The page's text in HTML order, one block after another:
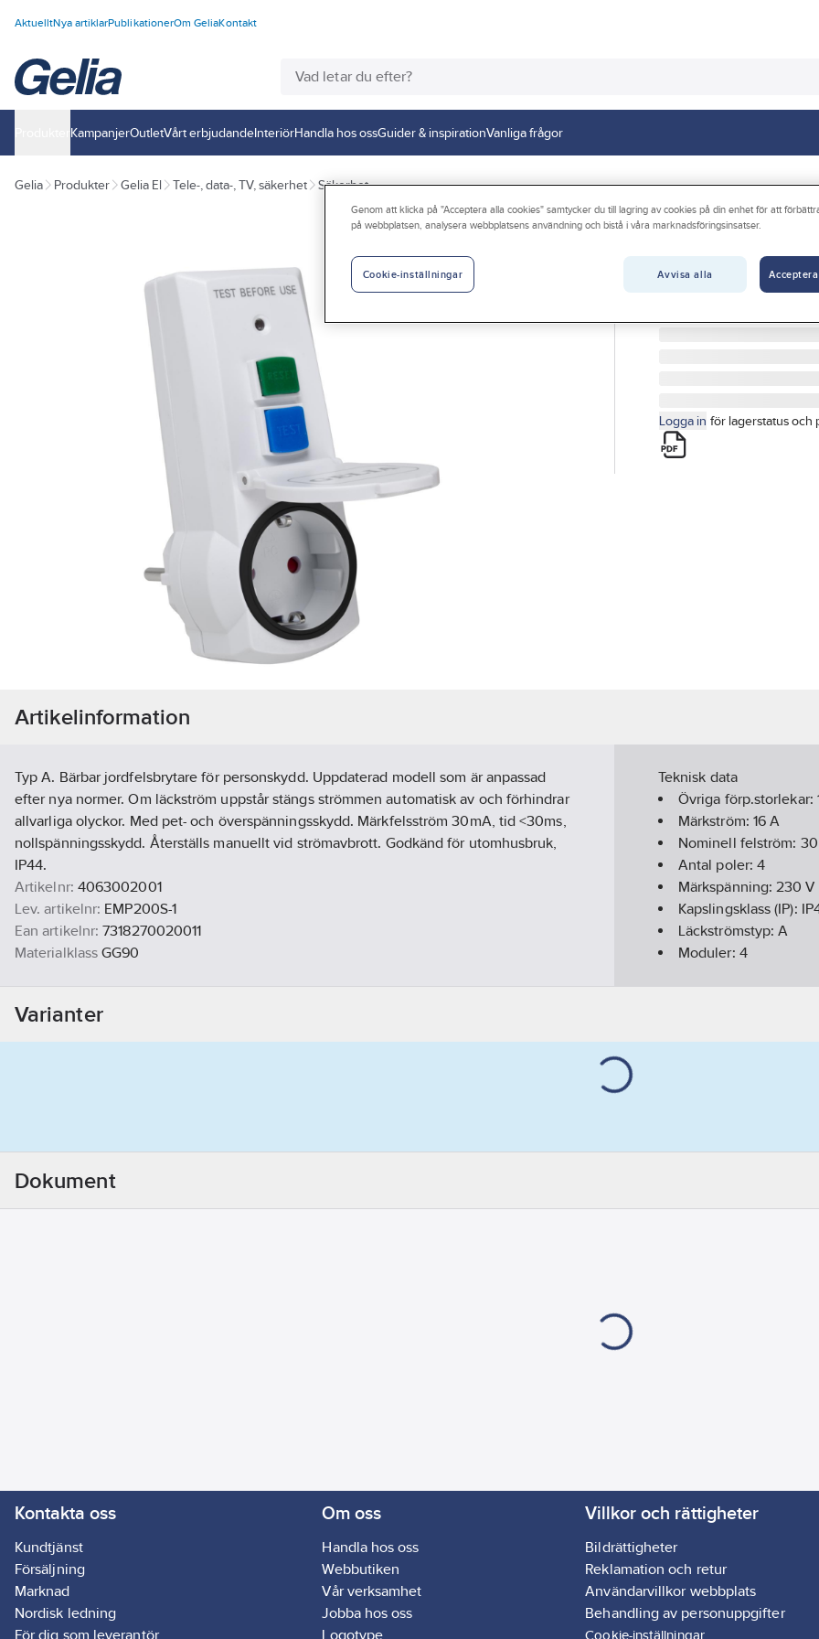
AktuelltNya artiklarPublikationerOm GeliaKontakt
KampanjerOutletVårt erbjudandeInteriörHandla hos ossGuider & inspirationVanliga frågor
Gelia Produkter Gelia El Tele-, data-, TV, säkerhet Säkerhet
JORDFELSBRYTARE
Logga in för lagerstatus och
Artikelinformation
Typ A. Bärbar jordfelsbrytare för personskydd. Uppdaterad modell som är anpassad
efter nya normer. Om läckström uppstår stängs strömmen automatisk av och förhindrar
allvarliga olyckor. Med pet- och överspänningsskydd. Märkfelsström 30mA, tid <30ms,
nollspänningsskydd. Återställs manuellt vid strömavbrott. Godkänd för utomhusbruk,
IP44.
Artikelnr: 4063002001
Lev. artikelnr: EMP200S-1
Ean artikelnr: 7318270020011
Materialklass GG90
Teknisk data
Övriga förp.storlekar:
Märkström: 16 A
Nominell felström: 30
Antal poler:4
Märkspänning:230 V
Kapslingsklass (IP):
Läckströmstyp:A
Moduler: 4
Varianter
Dokument
Kontakta oss
Kundtjänst
Försäljning
Marknad
Nordisk ledning
För dig som leverantör
Om oss
Handla hos oss
Webbutiken
Vår verksamhet
Jobba hos oss
Logotype
Villkor och rättigheter
Bildrättigheter
Reklamation och retur
Användarvillkor webbplats
Behandling av personuppgifter
Cookie-inställningar
Genom att klicka på "Acceptera alla cookies" samtycker du till lagring av cookies på din enhet för att
på webbplatsen, analysera webbplatsens användning och bistå i våra marknadsföringsinsatser.
Avvisa alla
Cookie-inställningar